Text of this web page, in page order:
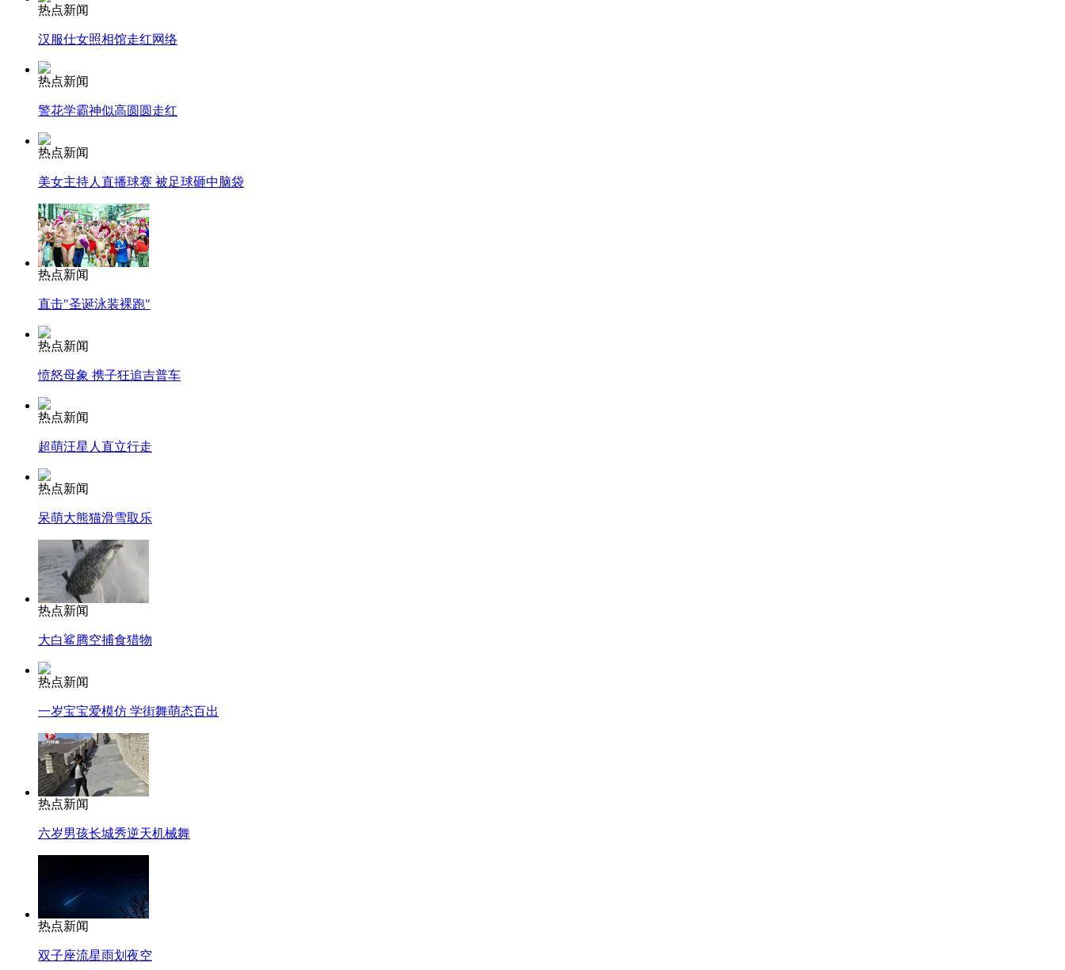
热点新闻
汉服仕女照相馆走红网络
热点新闻
警花学霸神似高圆圆走红
热点新闻
美女主持人直播球赛 被足球砸中脑袋
热点新闻
直击"圣诞泳装裸跑"
热点新闻
愤怒母象 携子狂追吉普车
热点新闻
超萌汪星人直立行走
热点新闻
呆萌大熊猫滑雪取乐
热点新闻
大白鲨腾空捕食猎物
热点新闻
一岁宝宝爱模仿 学街舞萌态百出
热点新闻
六岁男孩长城秀逆天机械舞
热点新闻
双子座流星雨划夜空